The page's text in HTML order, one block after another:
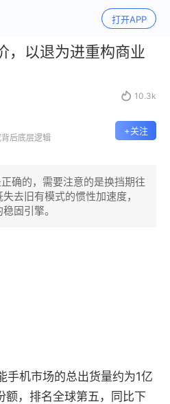
打开APP
，以退为进重构商业
 10.3k
后底层逻辑
+关注
确的，需要注意的是换挡期往
去旧有模式的惯性加速度，
固引擎。
手机市场的总出货量约为1亿
额，排名全球第五，同比下